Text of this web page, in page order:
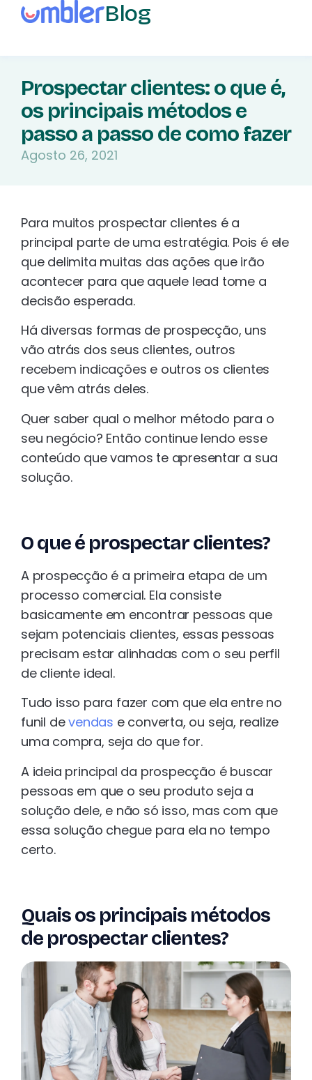
Blog
Prospectar clientes: o que é,
os principais métodos e
passo a passo de como fazer
Agosto 26, 2021
Para muitos prospectar clientes é a
principal parte de uma estratégia. Pois é ele
que delimita muitas das ações que irão
acontecer para que aquele lead tome a
decisão esperada.
Há diversas formas de prospecção, uns
vão atrás dos seus clientes, outros
recebem indicações e outros os clientes
que vêm atrás deles.
Quer saber qual o melhor método para o
seu negócio? Então continue lendo esse
conteúdo que vamos te apresentar a sua
solução.
O que é prospectar clientes?
A prospecção é a primeira etapa de um
processo comercial. Ela consiste
basicamente em encontrar pessoas que
sejam potenciais clientes, essas pessoas
precisam estar alinhadas com o seu perfil
de cliente ideal.
Tudo isso para fazer com que ela entre no
funil devendas e converta, ou seja, realize
uma compra, seja do que for.
A ideia principal da prospecção é buscar
pessoas em que o seu produto seja a
solução dele, e não só isso, mas com que
essa solução chegue para ela no tempo
certo.
Quais os principais métodos
de prospectar clientes?